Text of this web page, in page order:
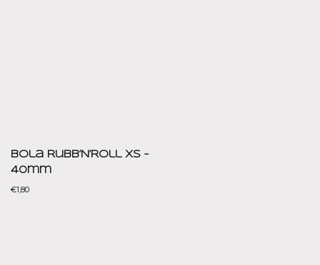
Bola Rubb’N’Roll XS –
40mm
€1,80